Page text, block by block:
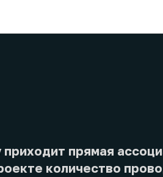
приходит прямая
количество